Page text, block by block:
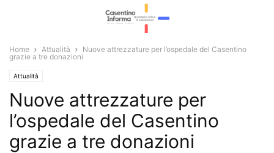
Home Attualità
Nuove attrezzature per l’ospedale del Casentino
grazie a tre donazioni
Attualità
Nuove attrezzature per
l’ospedale del Casentino
grazie a tre donazioni